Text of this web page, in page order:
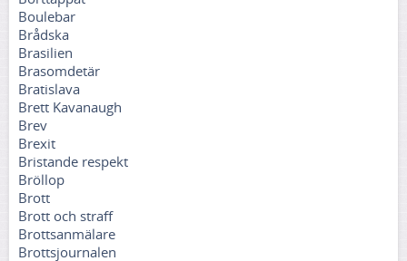
Boulebar
Brådska
Brasilien
Brasomdetär
Bratislava
Brett Kavanaugh
Brev
Brexit
Bristande respekt
Bröllop
Brott
Brott och straff
Brottsanmälare
Brottsjournalen